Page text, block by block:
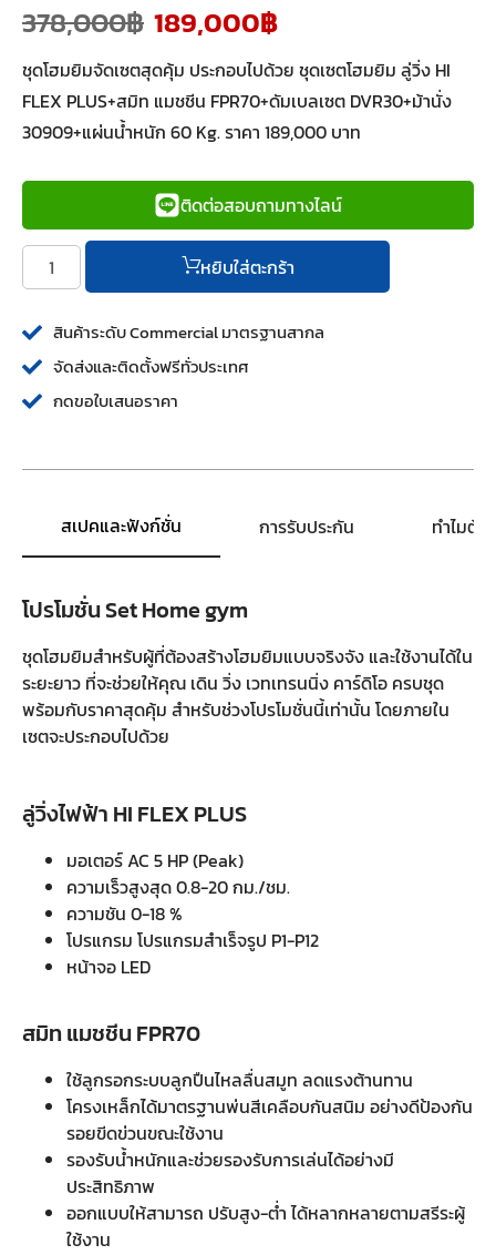
378,000฿ 189,000฿
ชุดโฮมยิมจัดเซตสุดคุ้ม ประกอบไปด้วย ชุดเซตโฮมยิม ลู่วิ่ง HI
FLEX PLUS+สมิท แมชชีน FPR70+ดัมเบลเซต DVR30+ม้านั่ง
30909+แผ่นน้ำหนัก 60 Kg. ราคา 189,000 บาท
ติดต่อสอบถามทางไลน์
หยิบใส่ตะกร้า
สินค้าระดับ Commercial มาตรฐานสากล
จัดส่งและติดตั้งฟรีทั่วประเทศ
กดขอใบเสนอราคา
สเปคและฟังก์ชั่น การรับประกัน ทำไมต้
โปรโมชั่น Set Home gym
ชุดโฮมยิมสำหรับผู้ที่ต้องสร้างโฮมยิมแบบจริงจัง และใช้งานได้ใน
ระยะยาว ที่จะช่วยให้คุณ เดิน วิ่ง เวทเทรนนิ่ง คาร์ดิโอ ครบชุด
พร้อมกับราคาสุดคุ้ม สำหรับช่วงโปรโมชั่นนี้เท่านั้น โดยภายใน
เซตจะประกอบไปด้วย
ลู่วิ่งไฟฟ้า HI FLEX PLUS
มอเตอร์ AC 5 HP (Peak)
ความเร็วสูงสุด 0.8-20 กม./ชม.
ความชัน 0-18 %
โปรแกรม โปรแกรมสำเร็จรูป P1-P12
หน้าจอ LED
สมิท แมชชีน FPR70
ใช้ลูกรอกระบบลูกปืนไหลลื่นสมูท ลดแรงต้านทาน
โครงเหล็กได้มาตรฐานพ่นสีเคลือบกันสนิม อย่างดีป้องกัน
รอยขีดข่วนขณะใช้งาน
รองรับน้ำหนักและช่วยรองรับการเล่นได้อย่างมี
ประสิทธิภาพ
ออกแบบให้สามารถ ปรับสูง-ต่ำ ได้หลากหลายตามสรีระผู้
ใช้งาน